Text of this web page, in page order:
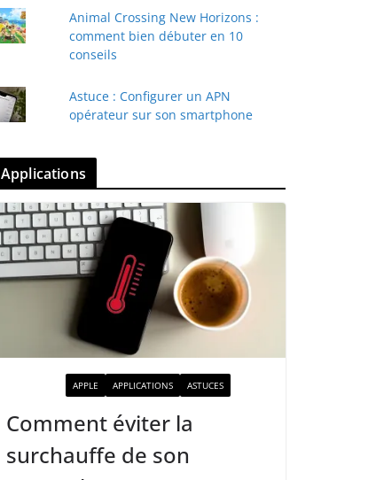
Animal Crossing New Horizons :
comment bien débuter en 10
conseils
Astuce : Configurer un APN
opérateur sur son smartphone
Applications
APPLE APPLICATIONS ASTUCES
Comment éviter la
surchauffe de son